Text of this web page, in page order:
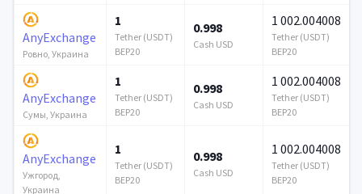
AnyExchange
Ровно, Украина
1
Tether (USDT)
BEP20
0.998
Cash USD
1 002.004008
Tether (USDT)
BEP20
AnyExchange
Сумы, Украина
1
Tether (USDT)
BEP20
0.998
Cash USD
1 002.004008
Tether (USDT)
BEP20
AnyExchange
Ужгород,
Украина
1
Tether (USDT)
BEP20
0.998
Cash USD
1 002.004008
Tether (USDT)
BEP20